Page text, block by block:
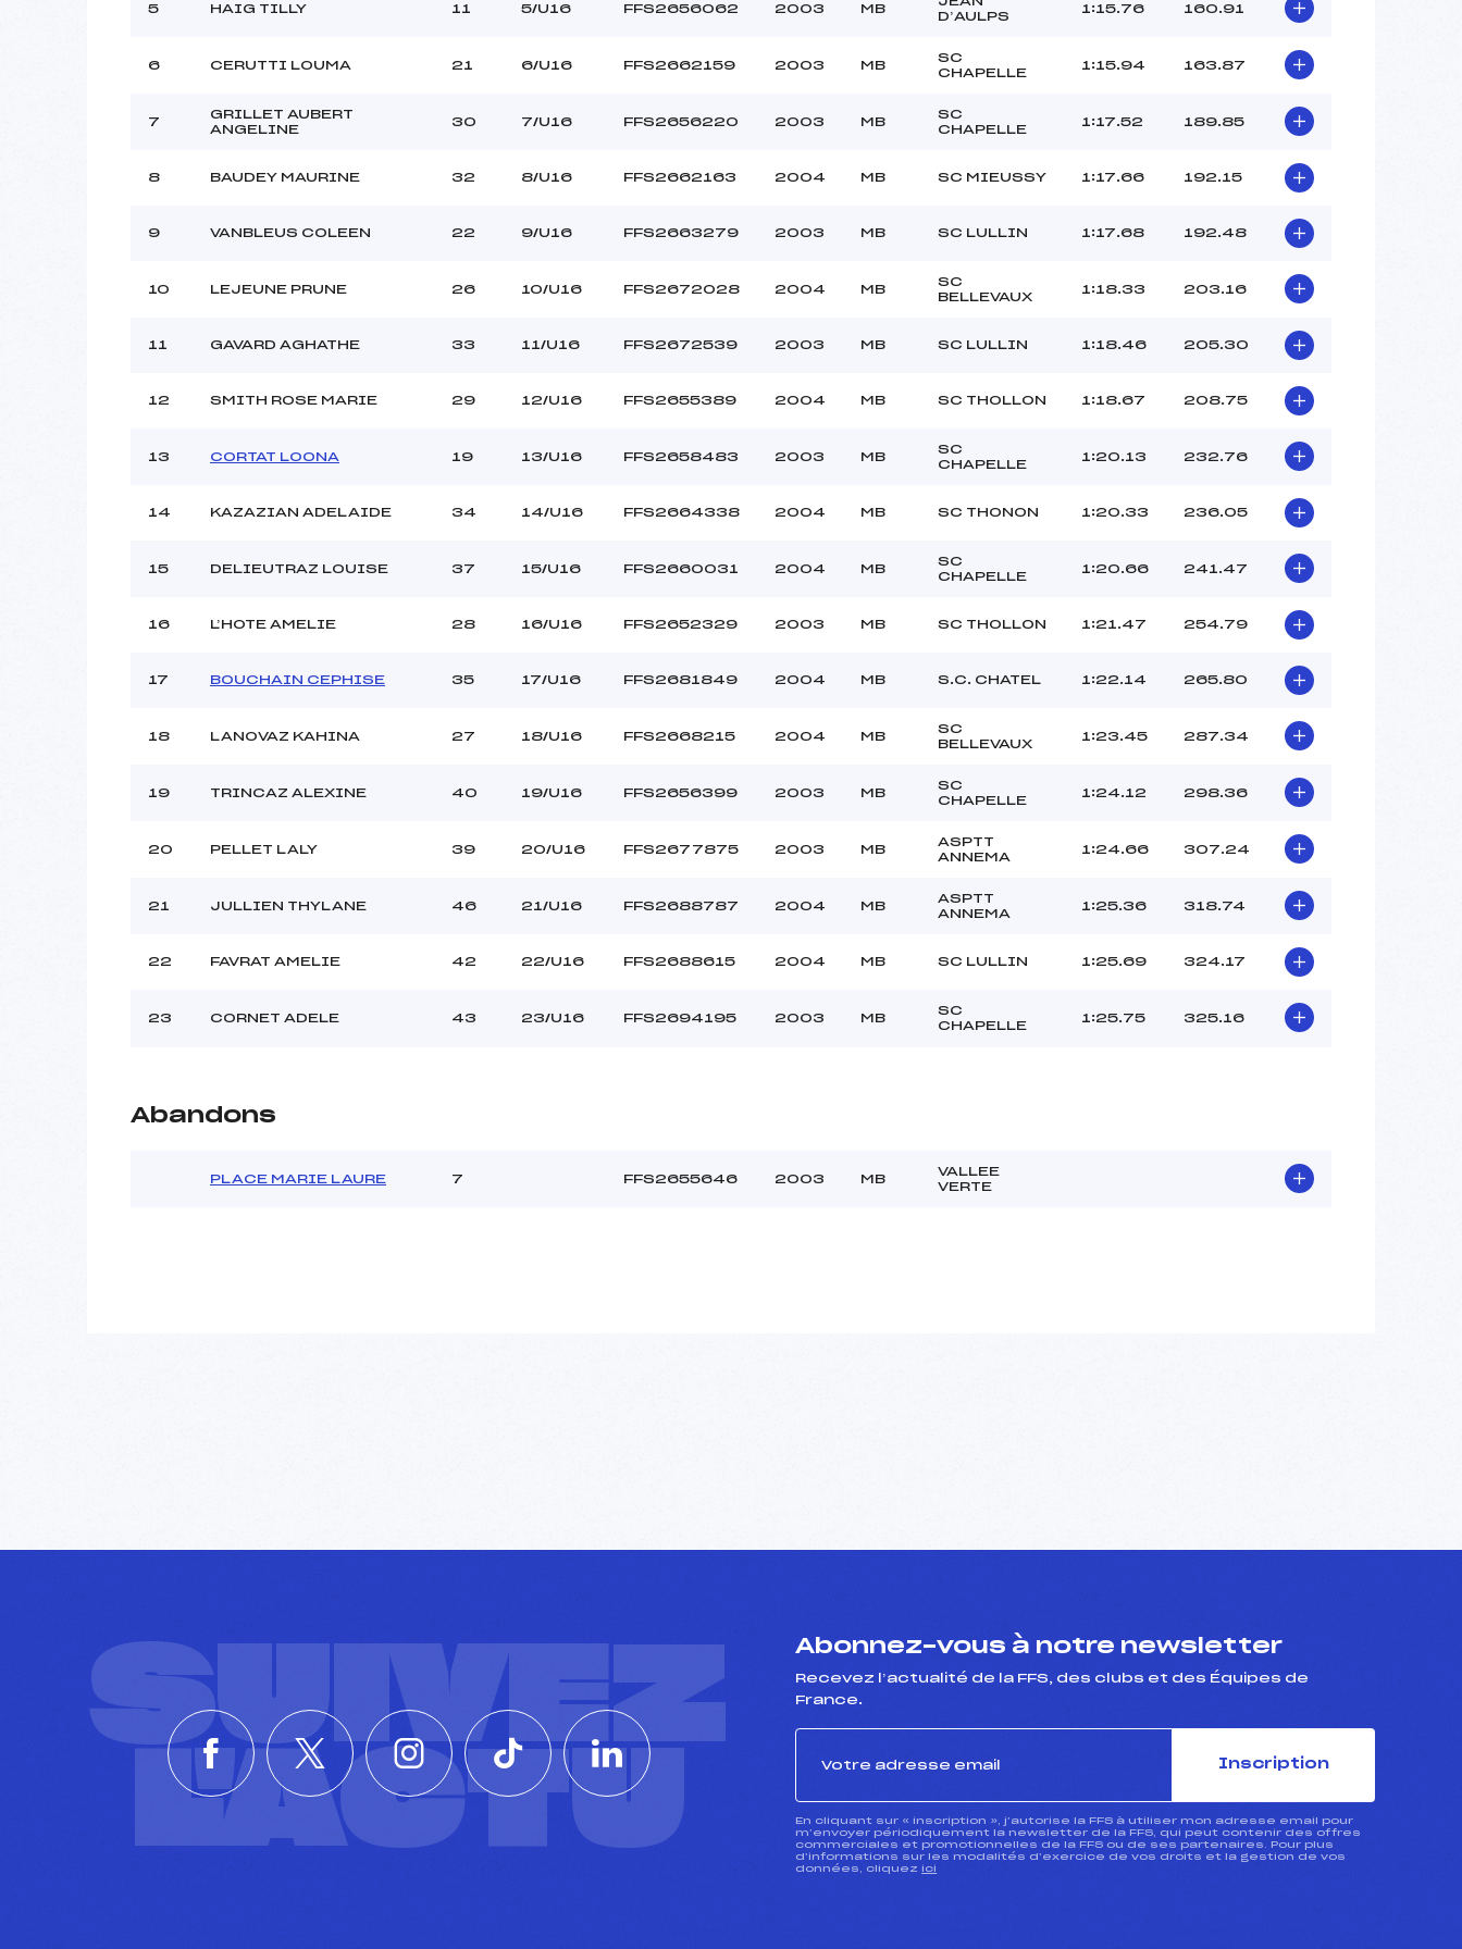
Météo :
VENTEUX
Température départ :
10
Pénalité appliquée :
105.3400
5 HAIG TILLY 11 5/U16 FFS2656062 2003 MB
D’AULPS
1:15.76 160.91
6 CERUTTI LOUMA 21 6/U16 FFS2662159 2003 MB
SC
CHAPELLE
1:15.94 163.87
7
GRILLET AUBERT
ANGELINE
30 7/U16 FFS2656220 2003 MB
SC
CHAPELLE
1:17.52 189.85
8 BAUDEY MAURINE 32 8/U16 FFS2662163 2004 MB SC MIEUSSY 1:17.66 192.15
9 VANBLEUS COLEEN 22 9/U16 FFS2663279 2003 MB SC LULLIN 1:17.68 192.48
10 LEJEUNE PRUNE 26 10/U16 FFS2672028 2004 MB
SC
BELLEVAUX
1:18.33 203.16
11 GAVARD AGHATHE 33 11/U16 FFS2672539 2003 MB SC LULLIN 1:18.46 205.30
12 SMITH ROSE MARIE 29 12/U16 FFS2655389 2004 MB SC THOLLON 1:18.67 208.75
13 CORTAT LOONA 19 13/U16 FFS2658483 2003 MB
SC
CHAPELLE
1:20.13 232.76
14 KAZAZIAN ADELAIDE 34 14/U16 FFS2664338 2004 MB SC THONON 1:20.33 236.05
15 DELIEUTRAZ LOUISE 37 15/U16 FFS2660031 2004 MB
SC
CHAPELLE
1:20.66 241.47
16 L’HOTE AMELIE 28 16/U16 FFS2652329 2003 MB SC THOLLON 1:21.47 254.79
17 BOUCHAIN CEPHISE 35 17/U16 FFS2681849 2004 MB S.C. CHATEL 1:22.14 265.80
18 LANOVAZ KAHINA 27 18/U16 FFS2668215 2004 MB
SC
BELLEVAUX
1:23.45 287.34
19 TRINCAZ ALEXINE 40 19/U16 FFS2656399 2003 MB
SC
CHAPELLE
1:24.12 298.36
20 PELLET LALY 39 20/U16 FFS2677875 2003 MB
ASPTT
ANNEMA
1:24.66 307.24
21 JULLIEN THYLANE 46 21/U16 FFS2688787 2004 MB
ASPTT
ANNEMA
1:25.36 318.74
22 FAVRAT AMELIE 42 22/U16 FFS2688615 2004 MB SC LULLIN 1:25.69 324.17
23 CORNET ADELE 43 23/U16 FFS2694195 2003 MB
SC
CHAPELLE
1:25.75 325.16
Abandons
PLACE MARIE LAURE 7 FFS2655646 2003 MB
VALLEE
VERTE
SUIVEZ
L'ACTU
Abonnez-vous à notre newsletter
Recevez l’actualité de la FFS, des clubs et des Équipes de
France.
Inscription
En cliquant sur « inscription », j’autorise la FFS à utiliser mon adresse email pour
m’envoyer périodiquement la newsletter de la FFS, qui peut contenir des offres
commerciales et promotionnelles de la FFS ou de ses partenaires. Pour plus
d’informations sur les modalités d’exercice de vos droits et la gestion de vos
données, cliquez ici